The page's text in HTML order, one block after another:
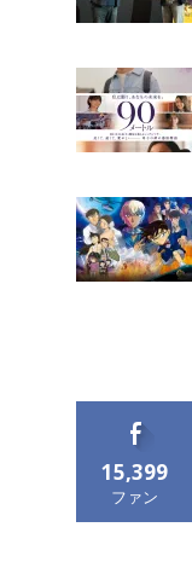
15,399
ファン